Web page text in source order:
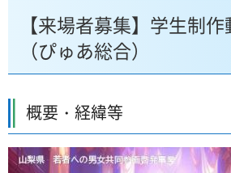
【来場者募集】学生制
（ぴゅあ総合）
概要・経緯等